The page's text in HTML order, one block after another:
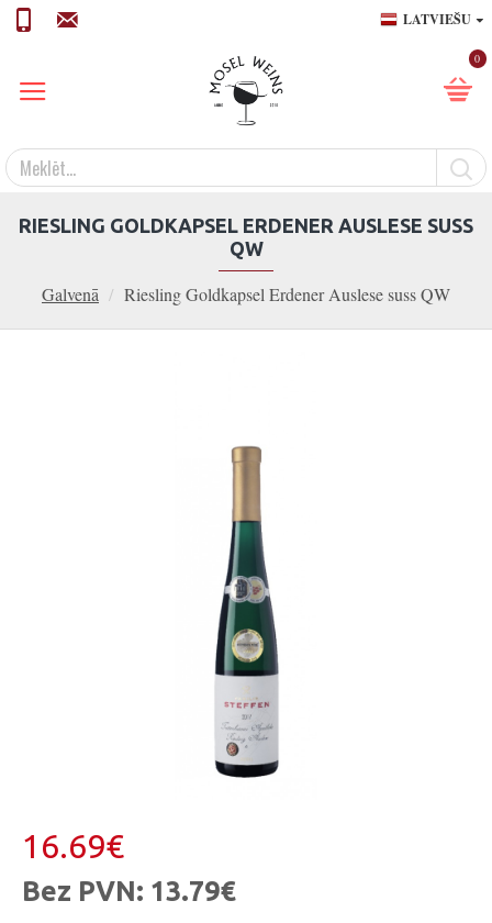
LATVIEŠU
0
Galvenā Riesling Goldkapsel Erdener Auslese suss QW
RIESLING GOLDKAPSEL ERDENER AUSLESE SUSS
QW
16.69€
Bez PVN: 13.79€